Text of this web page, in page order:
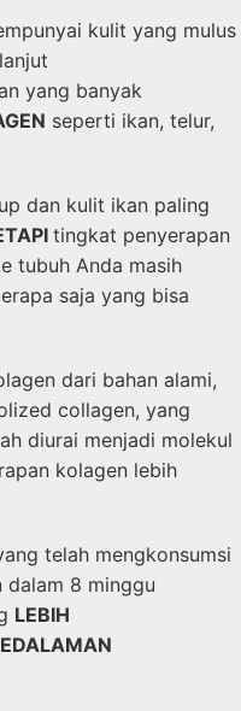
kulit yang mulus
yang banyak
seperti ikan, telur,
dan kulit ikan paling
tingkat penyerapan
tubuh Anda masih
saja yang bisa
dari bahan alami,
collagen, yang
diurai menjadi molekul
kolagen lebih
telah mengkonsumsi
8 minggu
LEBIH